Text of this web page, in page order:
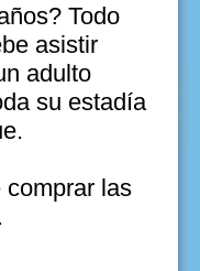
Todo
asistir
adulto
su estadía
comprar las
m.
m.
m.